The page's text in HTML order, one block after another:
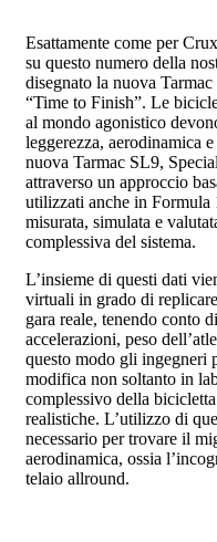
Esattamente come per
su questo numero della
disegnato la nuova
“Time to Finish”. Le
al mondo agonistico
leggerezza, aerodinamica
nuova Tarmac SL9,
attraverso un approccio
utilizzati anche in
misurata, simulata e
complessiva del sistema.
L’insieme di questi dati
virtuali in grado di
gara reale, tenendo conto
accelerazioni, peso
questo modo gli ingegneri
modifica non soltanto in
complessivo della
realistiche. L’utilizzo di
necessario per trovare il
aerodinamica, ossia
telaio allround.